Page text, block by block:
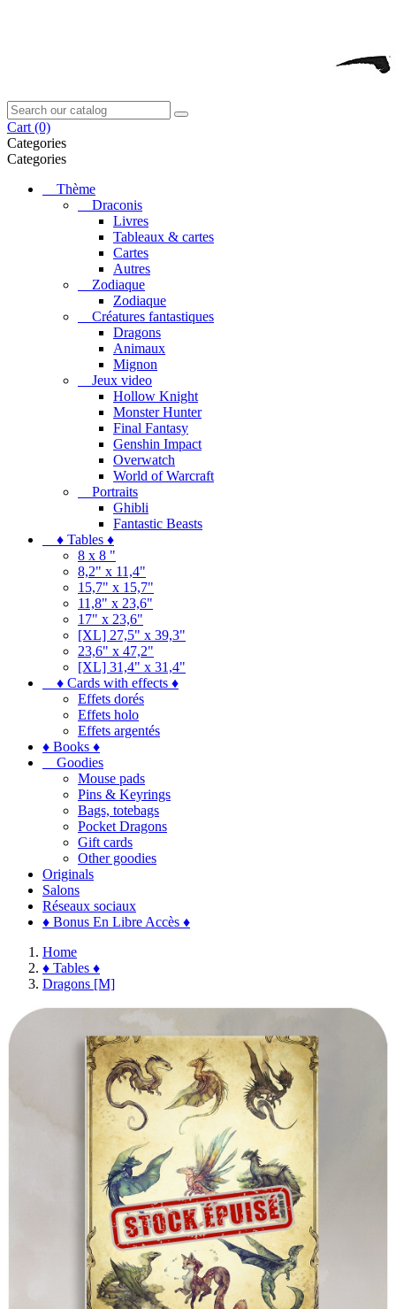
Cart (0)
Categories
Categories
Thème
Draconis
Livres
Tableaux & cartes
Cartes
Autres
Zodiaque
Zodiaque
Créatures fantastiques
Dragons
Animaux
Mignon
Jeux video
Hollow Knight
Monster Hunter
Final Fantasy
Genshin Impact
Overwatch
World of Warcraft
Portraits
Ghibli
Fantastic Beasts
♦ Tables ♦
8 x 8 "
8,2" x 11,4"
15,7" x 15,7"
11,8" x 23,6"
17" x 23,6"
[XL] 27,5" x 39,3"
23,6" x 47,2"
[XL] 31,4" x 31,4"
♦ Cards with effects ♦
Effets dorés
Effets holo
Effets argentés
♦ Books ♦
Goodies
Mouse pads
Pins & Keyrings
Bags, totebags
Pocket Dragons
Gift cards
Other goodies
Originals
Salons
Réseaux sociaux
♦ Bonus En Libre Accès ♦
Home
♦ Tables ♦
Dragons [M]